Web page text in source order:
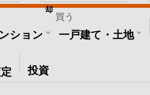
買う
ション 一戸建て・土地
その他
投資
却